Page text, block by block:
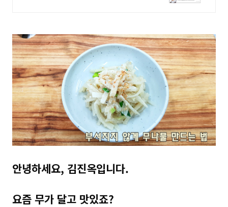
안녕하세요, 김진옥입니다.
요즘 무가 달고 맛있죠?